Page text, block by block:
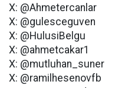
X: @Ahmetercanlar
X: @gulesceguven
X: @HulusiBelgu
X: @ahmetcakar1
X: @mutluhan_suner
X: @ramilhesenovfb